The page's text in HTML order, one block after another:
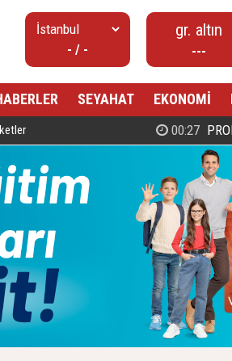
- / -
gr. altın
---
SEYAHAT EKONOMİ
00:27 PROF.